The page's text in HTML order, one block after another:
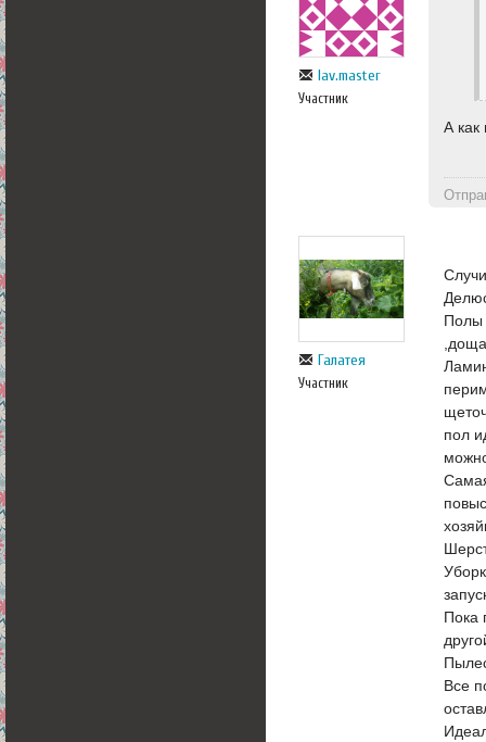
lav.master
Участник
А
Галатея
Участник
Полы
пол
Пока
Все